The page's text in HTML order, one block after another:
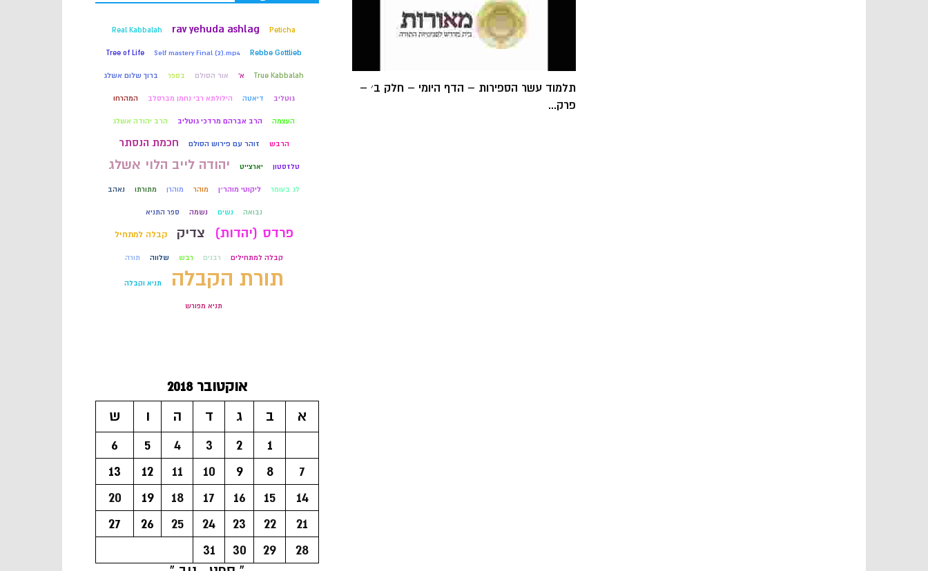
תלמוד עשר הספירות – הדף היומי – חלק ב׳ –
פרק...
Peticha
rav yehuda ashlag
Real Kabbalah
Rebbe Gottlieb
Self mastery Final (2).mp4
Tree of Life
True Kabbalah א' אור הסולם בספר ברוך שלום אשלג
גוטליב דיאטה הילולתא רבי נחמן מברסלב המהרחו
העצמה הרב אברהם מרדכי גוטליב הרב יהודה אשלג
הרבש זוהר עם פירוש הסולם חכמת הנסתר
טלזסטון יארצייט יהודה לייב הלוי אשלג
לג בעומר ליקוטי מוהר״ן מוהר מוהרן מתורתו נאהב
נבואה נשים נשמה ספר התניא
פרדס (יהדות) צדיק קבלה למתחיל
קבלה למתחילים רבנים רבש שלווה תורה
תורת הקבלה תניא וקבלה
תניא מפורש
אוקטובר 2018
א
ב ג ד ה ו
ש
1
2
3
4
5
6
7
8
9
10
11
12
13
14
15
16
17
18
19
20
21
22
23
24
25
26
27
28
29
30
31